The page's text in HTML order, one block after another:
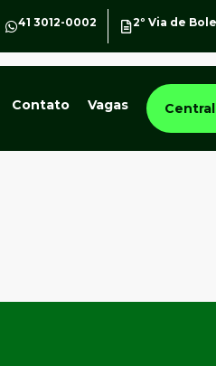
41 3012-0002 2º Via de
Contato Vagas